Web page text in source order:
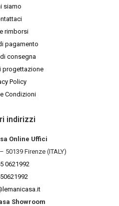
siamo
rimborsi
pagamento
consegna
progettazione
Policy
Condizioni
indirizzi
Online Uffici
50139 Firenze (ITALY)
0621992
Showroom